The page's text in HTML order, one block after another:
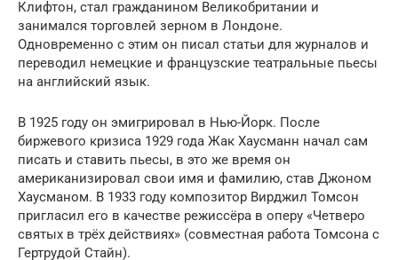
Клифтон, стал гражданином Великобритании и
занимался торговлей зерном в Лондоне.
Одновременно с этим он писал статьи для журналов и
переводил немецкие и французские театральные пьесы
на английский язык.
В 1925 году он эмигрировал в Нью-Йорк. После
биржевого кризиса 1929 года Жак Хаусманн начал сам
писать и ставить пьесы, в это же время он
американизировал свои имя и фамилию, став Джоном
Хаусманом. В 1933 году композитор Вирджил Томсон
пригласил его в качестве режиссёра в оперу «Четверо
святых в трёх действиях» (совместная работа Томсона с
Гертрудой Стайн).